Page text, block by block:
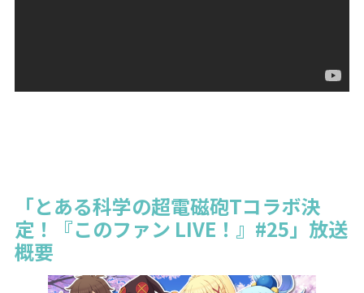
「とある科学の超電磁砲Tコラボ決
定！『このファン LIVE！』#25」放送
概要